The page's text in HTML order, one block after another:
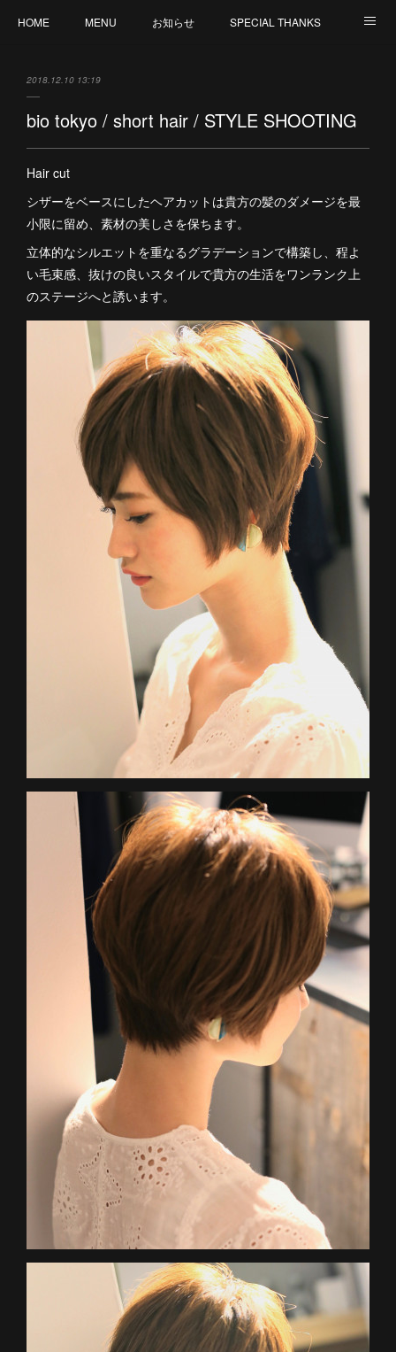
HOME MENU お知らせ SPECIAL THANKS
2018.12.10 13:19
bio tokyo / short hair / STYLE SHOOTING
Hair cut
シザーをベースにしたヘアカットは貴方の髪のダメージを最
小限に留め、素材の美しさを保ちます。
立体的なシルエットを重なるグラデーションで構築し、程よ
い毛束感、抜けの良いスタイルで貴方の生活をワンランク上
のステージへと誘います。